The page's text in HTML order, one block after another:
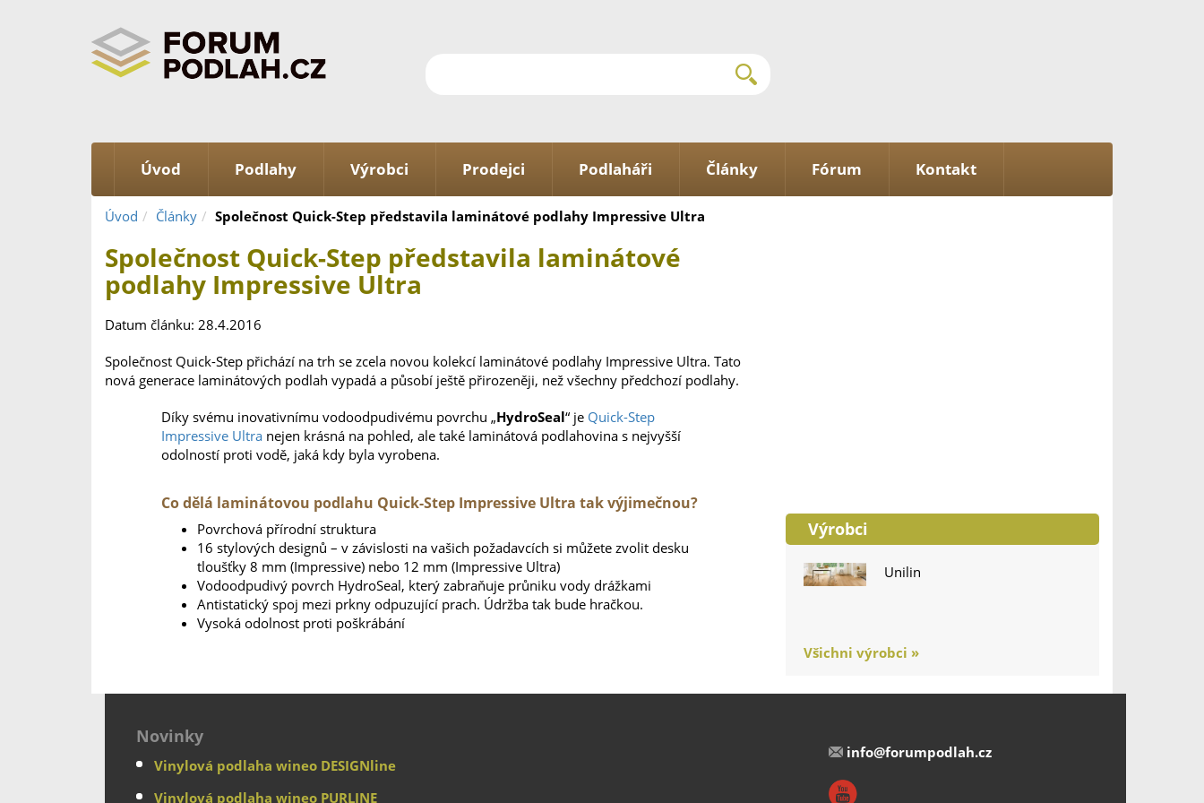
Úvod Podlahy Výrobci Prodejci Podlaháři Články Fórum Kontakt
Úvod Články Společnost Quick-Step představila laminátové podlahy Impressive Ultra
Společnost Quick-Step představila laminátové
podlahy Impressive Ultra
Datum článku: 28.4.2016
Společnost Quick-Step přichází na trh se zcela novou kolekcí laminátové podlahy Impressive Ultra. Tato
nová generace laminátových podlah vypadá a působí ještě přirozeněji, než všechny předchozí podlahy.
Díky svému inovativnímu vodoodpudivému povrchu „HydroSeal“ je Quick-Step
Impressive Ultra nejen krásná na pohled, ale také laminátová podlahovina s nejvyšší
odolností proti vodě, jaká kdy byla vyrobena.
Co dělá laminátovou podlahu Quick-Step Impressive Ultra tak výjimečnou?
Povrchová přírodní struktura
16 stylových designů – v závislosti na vašich požadavcích si můžete zvolit desku
tloušťky 8 mm (Impressive) nebo 12 mm (Impressive Ultra)
Vodoodpudivý povrch HydroSeal, který zabraňuje průniku vody drážkami
Antistatický spoj mezi prkny odpuzující prach. Údržba tak bude hračkou.
Vysoká odolnost proti poškrábání
Výrobci
Unilin
Všichni výrobci »
Novinky
Vinylová podlaha wineo DESIGNline
Vinylová podlaha wineo PURLINE
info@forumpodlah.cz